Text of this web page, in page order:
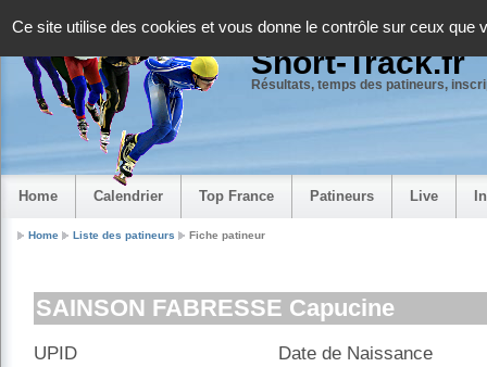
Ce site utilise des cookies et vous donne le contrôle sur ceux que
Short-Track.fr
Résultats, temps des patineurs,
Home Calendrier Top France Patineurs Live
Home Liste des patineurs Fiche patineur
SAINSON FABRESSE Capucine
UPID Date de Naissance